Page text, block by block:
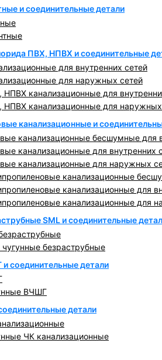
и соединительные детали
ПВХ, НПВХ и соединительные
для внутренних сетей
для наружных сетей
НПВХ канализационные для
НПВХ канализационные для
канализационные и
канализационные бесшумные для
канализационные для внутренних
канализационные для наружных
канализационные
канализационные для
канализационные для
SML и соединительные
безраструбные
соединительные детали
ВЧШГ
детали
ЧК канализационные